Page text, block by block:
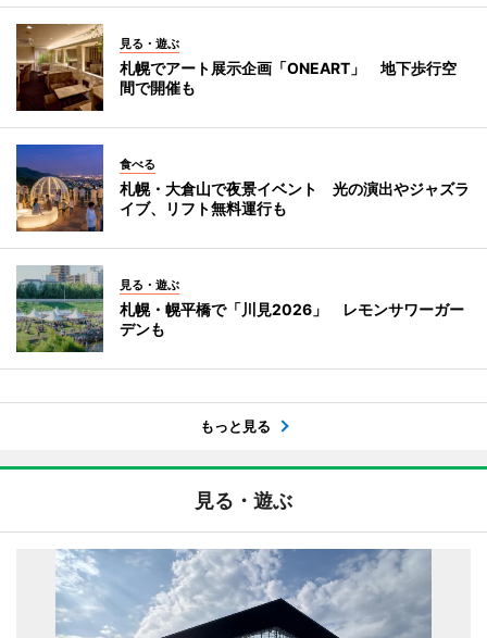
見る・遊ぶ
札幌でアート展示企画「ONEART」 地下歩行空
間で開催も
食べる
札幌・大倉山で夜景イベント 光の演出やジャズラ
イブ、リフト無料運行も
見る・遊ぶ
札幌・幌平橋で「川見2026」 レモンサワーガー
デンも
もっと見る
見る・遊ぶ